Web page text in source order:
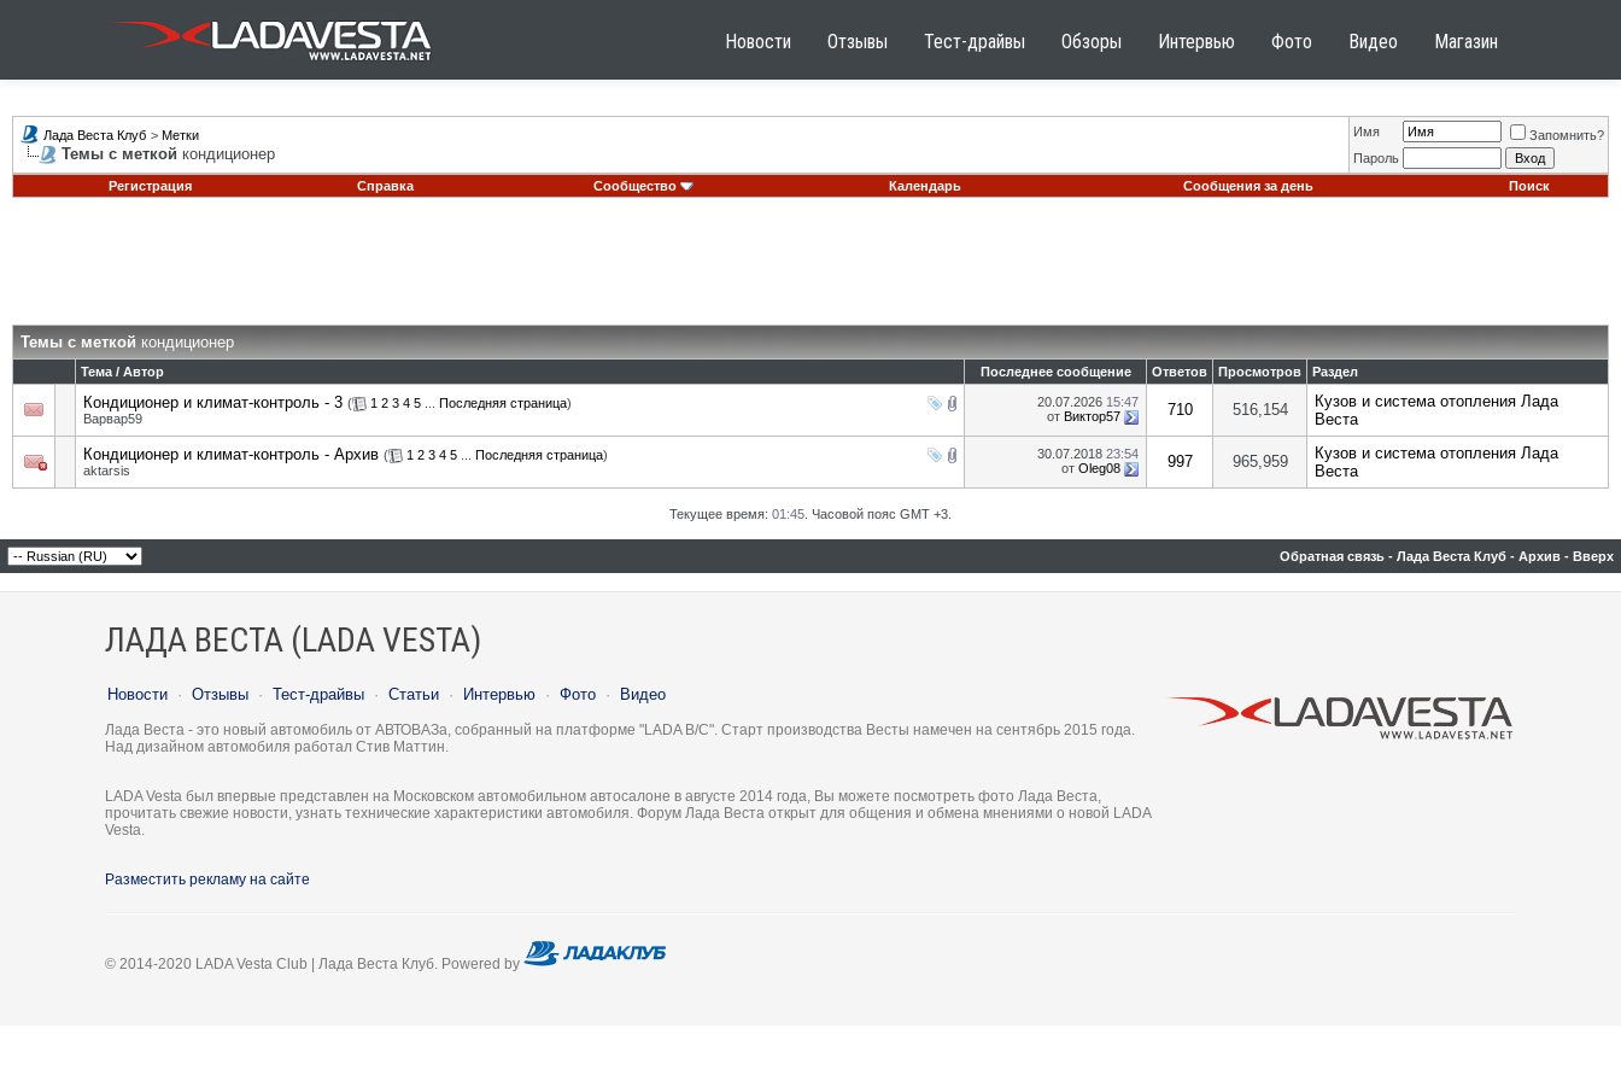
Новости Отзывы Тест-драйвы Обзоры Интервью Фото Видео Магазин
Лада Веста Клуб > Метки
Темы с меткой кондиционер
Имя
Запомнить?
Пароль
Регистрация
Справка Сообщество Календарь Сообщения за день Поиск
Темы с меткойкондиционер
Тема / Автор Последнее сообщение Ответов Просмотров Раздел
Кондиционер и климат-контроль - 3 ( 1 2 3 4 5 Последняя страница)
Варвар59
20.07.2026 15:47
от Виктор57 710 516,154
Кузов и система отопления Лада
Веста
Кондиционер и климат-контроль - Архив ( 1 2 3 4 5 Последняя страница)
aktarsis
30.07.2018 23:54
от Oleg08 997 965,959
Кузов и система отопления Лада
Веста
Текущее время: 01:45 . Часовой пояс GMT +3.
Обратная связь - Лада Веста Клуб - Архив - Вверх
ЛАДА ВЕСТА (LADA VESTA)
Новости · Отзывы · Тест-драйвы · Статьи · Интервью · Фото · Видео
Лада Веста - это новый автомобиль от АВТОВАЗа, собранный на платформе "LADA B/C". Старт производства Весты намечен на сентябрь 2015 года.
Над дизайном автомобиля работал Стив Маттин.
LADA Vesta был впервые представлен на Московском автомобильном автосалоне в августе 2014 года, Вы можете посмотреть фото Лада Веста,
прочитать свежие новости, узнать технические характеристики автомобиля. Форум Лада Веста открыт для общения и обмена мнениями о новой LADA
Vesta.
Разместить рекламу на сайте
© 2014-2020 LADA Vesta Club | Лада Веста Клуб. Powered by